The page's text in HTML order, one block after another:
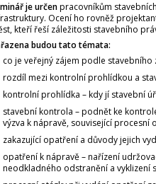
je určenpracovníkům
Ocení ho rovněž
kteří řeší záležitosti stavebního
budou tato témata:
co je veřejný zájem podle stavebního
rozdíl mezi kontrolní prohlídkou a
kontrolní prohlídka – kdy jí stavební
stavební kontrola – podnět ke
výzva k nápravě, související procesní
zakazující opatření a důvody jejich
opatření k nápravě – nařízení
neodkladného odstranění a vyklizení